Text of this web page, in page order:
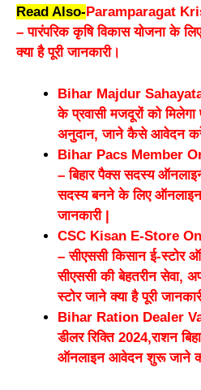
Read Also- Paramparagat
– पारंपरिक कृषि विकास योजना के
क्या है पूरी जानकारी।
Bihar Majdur Sahayata
के प्रवासी मजदूरों को
अनुदान, जाने कैसे आवेदन
Bihar Pacs Member
– बिहार पैक्स सदस्य
सदस्य बनने के लिए
जानकारी |
CSC Kisan E-Store
– सीएससी किसान ई-स्टोर
सीएससी की बेहतरीन सेवा,
स्टोर जाने क्या है पूरी
Bihar Ration Dealer
डीलर रिक्ति 2024,राशन
ऑनलाइन आवेदन शुरू जाने